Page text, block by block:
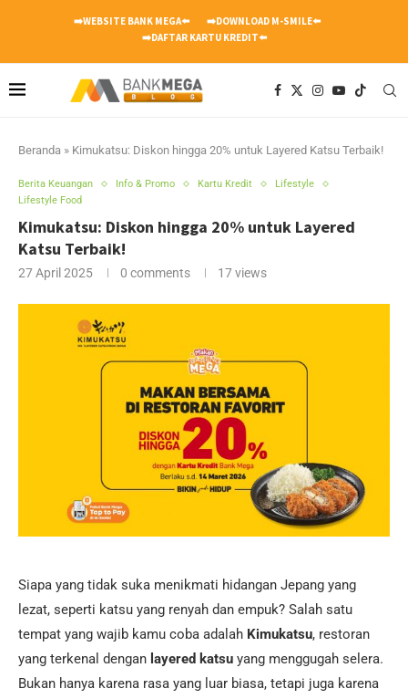
➡️WEBSITE BANK MEGA⬅️
➡️DOWNLOAD M-SMILE⬅️
➡️DAFTAR KARTU KREDIT⬅️
Beranda » Kimukatsu: Diskon hingga 20% untuk Layered Katsu Terbaik!
Berita Keuangan Info & Promo Kartu Kredit
Lifestyle
Lifestyle Food
Kimukatsu: Diskon hingga 20% untuk Layered
Katsu Terbaik!
27 April 2025 0 comments 17views
Siapa yang tidak suka menikmati hidangan Jepang yang
lezat, seperti katsu yang renyah dan empuk? Salah satu
tempat yang wajib kamu coba adalah Kimukatsu, restoran
yang terkenal dengan layered katsu yang menggugah selera.
Bukan hanya karena rasa yang luar biasa, tetapi juga karena